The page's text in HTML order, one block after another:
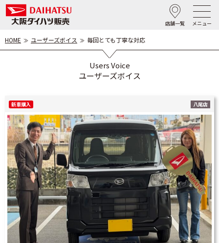
店舗一覧 メニュー
HOME ユーザーズボイス 毎回とても丁寧な対応
Users Voice
ユーザーズボイス
新車購入 八尾店